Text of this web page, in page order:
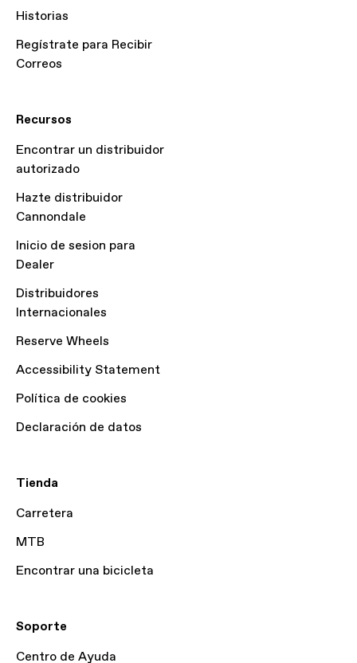
Historias
Regístrate para Recibir
Correos
Recursos
Encontrar un distribuidor
autorizado
Hazte distribuidor
Cannondale
Inicio de sesion para
Dealer
Distribuidores
Internacionales
Reserve Wheels
Accessibility Statement
Política de cookies
Declaración de datos
Tienda
Carretera
MTB
Encontrar una bicicleta
Soporte
Centro de Ayuda